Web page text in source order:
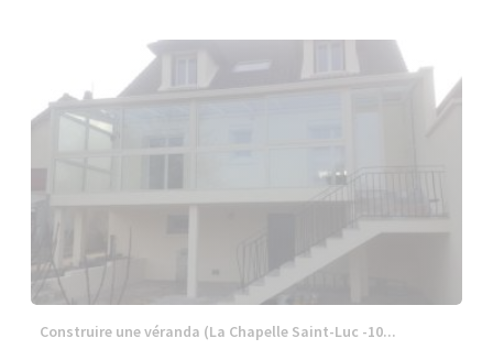
Construire une véranda (La Chapelle Saint-Luc -10...